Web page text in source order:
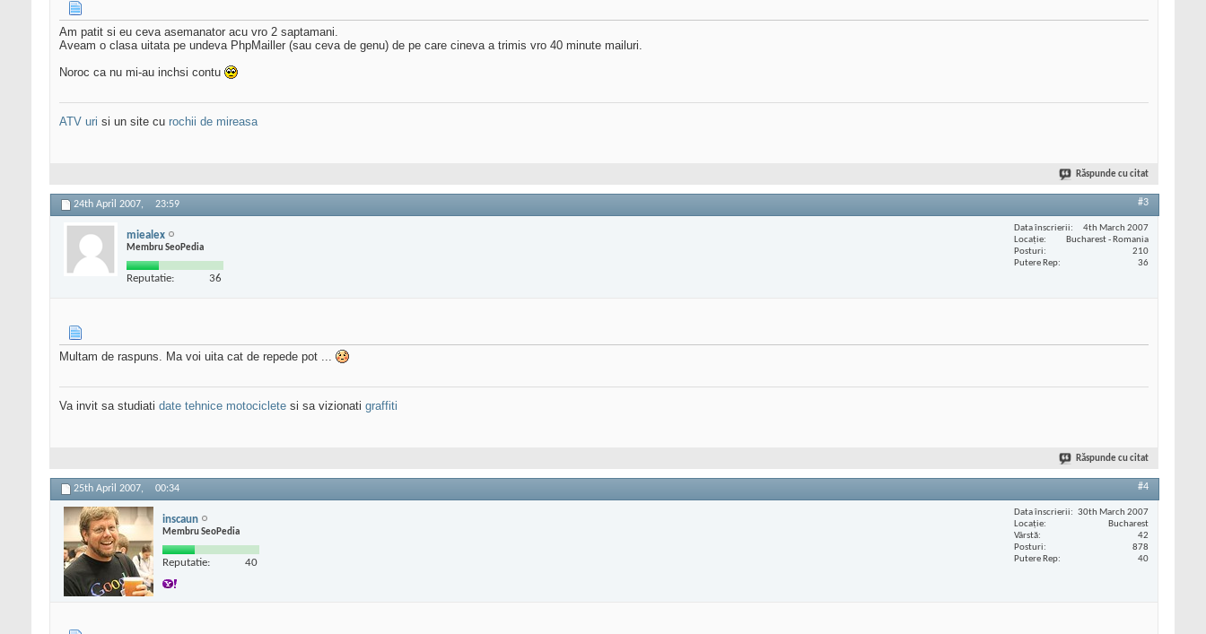
Am patit si eu ceva asemanator acu vro 2 saptamani.
Aveam o clasa uitata pe undeva PhpMailler (sau ceva de genu) de pe care cineva a trimis vro 40 minute mailuri.
Noroc ca nu mi-au inchsi contu
ATV uri si un site cu rochii de mireasa
Răspunde cu citat
24th April 2007, 23:59 #3
miealex
Membru SeoPedia
Reputatie: 36
Data înscrierii
4th March 2007
Locaţie
Bucharest - Romania
Posturi
210
Putere Rep
36
Multam de raspuns. Ma voi uita cat de repede pot ...
Va invit sa studiati date tehnice motociclete si sa vizionati graffiti
Răspunde cu citat
25th April 2007, 00:34 #4
inscaun
Membru SeoPedia
Reputatie: 40
Data înscrierii
30th March 2007
Locaţie
Bucharest
Vârstă
42
Posturi
878
Putere Rep
40